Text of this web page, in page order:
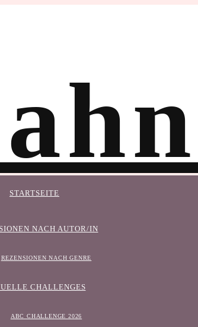
STARTSEITE
NACH AUTOR/IN
REZENSIONEN NACH GENRE
CHALLENGES
ABC CHALLENGE 2026